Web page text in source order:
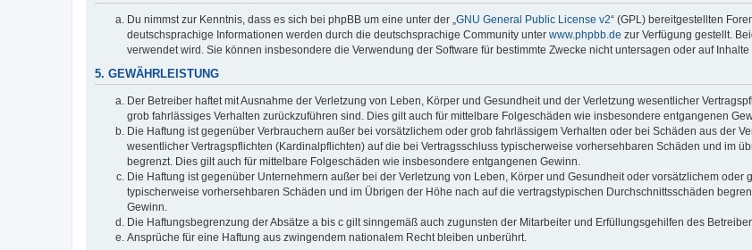
Du nimmst zur Kenntnis, dass es sich bei phpBB um eine unter der „ GNU General Public License v2“ (GPL) bereitgestellten
deutschsprachige Informationen werden durch die deutschsprachige Community unter www.phpbb.de zur Verfügung gestellt.
verwendet wird. Sie können insbesondere die Verwendung der Software für bestimmte Zwecke nicht untersagen oder auf Inhalte
5. GEWÄHRLEISTUNG
Der Betreiber haftet mit Ausnahme der Verletzung von Leben, Körper und Gesundheit und der Verletzung wesentlicher
grob fahrlässiges Verhalten zurückzuführen sind. Dies gilt auch für mittelbare Folgeschäden wie insbesondere entgangenen
Die Haftung ist gegenüber Verbrauchern außer bei vorsätzlichem oder grob fahrlässigem Verhalten oder bei Schäden aus der
wesentlicher Vertragspflichten (Kardinalpflichten) auf die bei Vertragsschluss typischerweise vorhersehbaren Schäden und im
begrenzt. Dies gilt auch für mittelbare Folgeschäden wie insbesondere entgangenen Gewinn.
Die Haftung ist gegenüber Unternehmern außer bei der Verletzung von Leben, Körper und Gesundheit oder vorsätzlichem
typischerweise vorhersehbaren Schäden und im Übrigen der Höhe nach auf die vertragstypischen Durchschnittsschäden
Gewinn.
Die Haftungsbegrenzung der Absätze a bis c gilt sinngemäß auch zugunsten der Mitarbeiter und Erfüllungsgehilfen des
Ansprüche für eine Haftung aus zwingendem nationalem Recht bleiben unberührt.